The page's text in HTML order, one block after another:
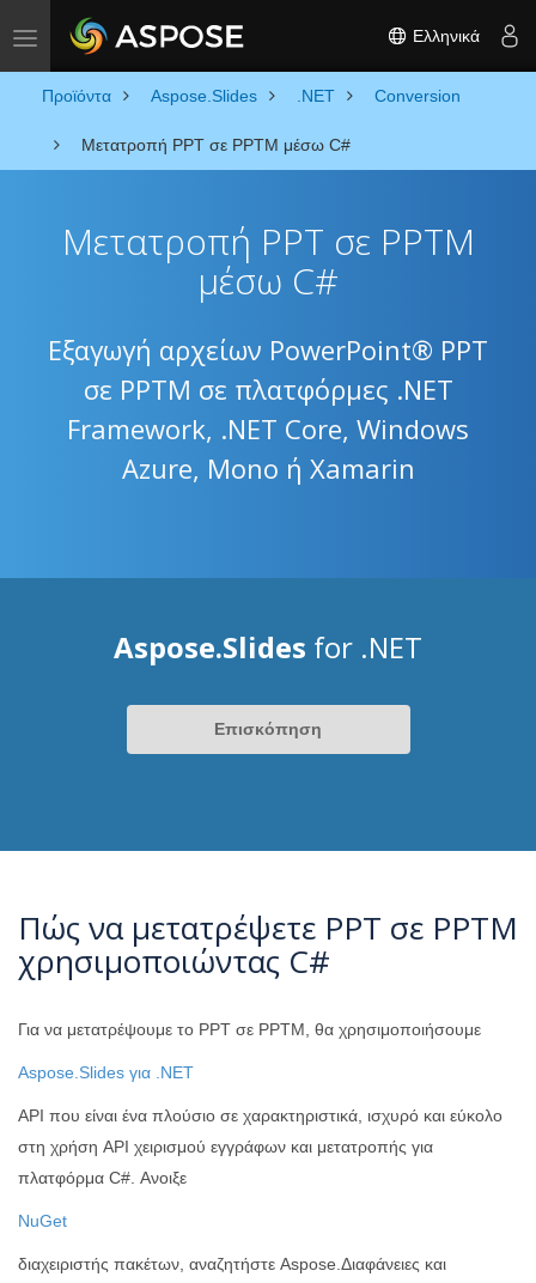
Toggle navigation Ελληνικά
Προϊόντα Aspose.Slides .NET Conversion
Μετατροπή PPT σε PPTM μέσω C#
Μετατροπή PPT σε PPTM
μέσω C#
Εξαγωγή αρχείων PowerPoint® PPT
σε PPTM σε πλατφόρμες .NET
Framework, .NET Core, Windows
Azure, Mono ή Xamarin
Aspose.Slides for .NET
Επισκόπηση
Πώς να μετατρέψετε PPT σε PPTM
χρησιμοποιώντας C#
Για να μετατρέψουμε το PPT σε PPTM, θα χρησιμοποιήσουμε
Aspose.Slides για .NET
API που είναι ένα πλούσιο σε χαρακτηριστικά, ισχυρό και εύκολο
στη χρήση API χειρισμού εγγράφων και μετατροπής για
πλατφόρμα C#. Ανοιξε
NuGet
διαχειριστής πακέτων, αναζητήστε Aspose.Διαφάνειες και